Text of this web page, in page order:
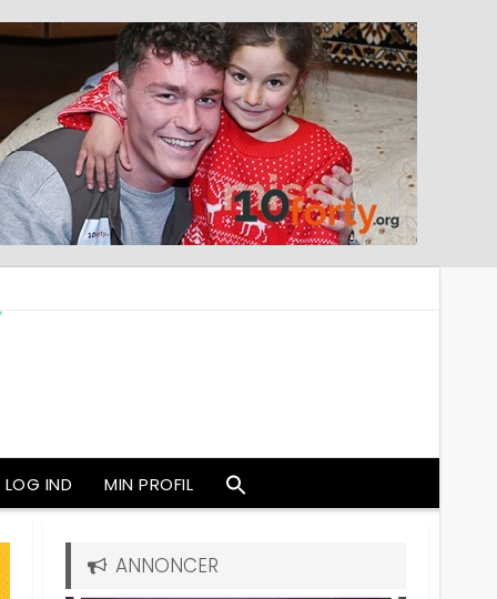
LOG IND MIN PROFIL
ANNONCER